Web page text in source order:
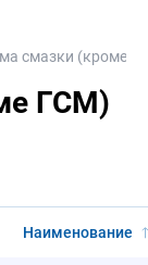
смазки (кроме
ГСМ)
Наименование